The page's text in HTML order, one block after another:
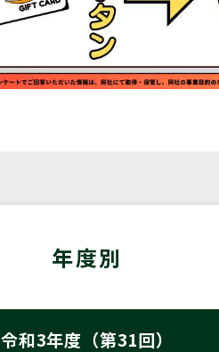
年度別
令和3年度（第31回）